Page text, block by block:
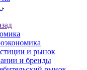
и рынок
и бренды